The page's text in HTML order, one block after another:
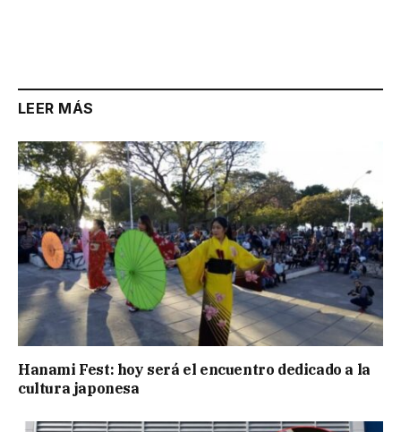
LEER MÁS
Hanami Fest: hoy será el encuentro dedicado a la
cultura japonesa